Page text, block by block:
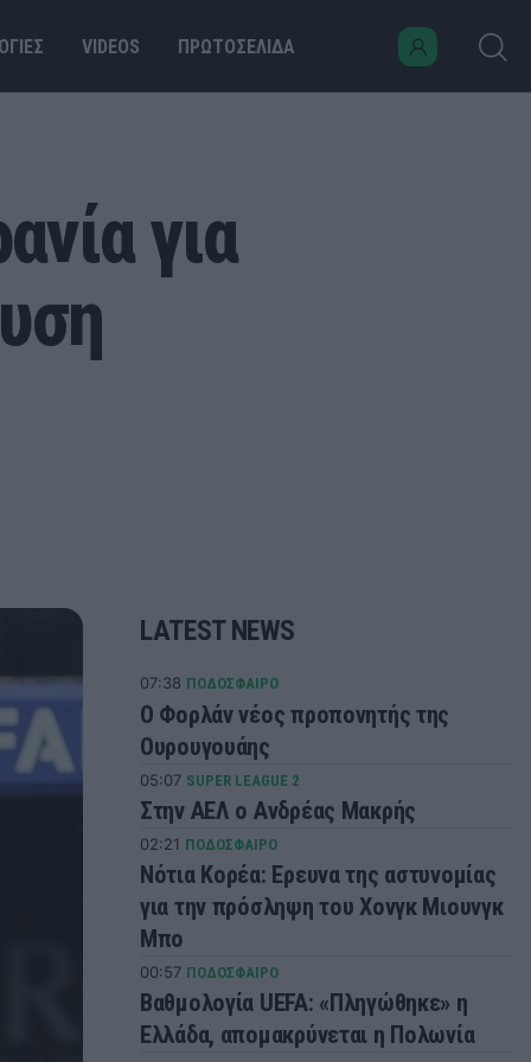
VIDEOS ΠΡΩΤΟΣΕΛΙΔΑ
για
LATEST NEWS
07:38 ΠΟΔΟΣΦΑΙΡΟ
Ο Φορλάν νέος προπονητής της
Ουρουγουάης
05:07 SUPER LEAGUE 2
Στην ΑΕΛ ο Ανδρέας Μακρής
02:21 ΠΟΔΟΣΦΑΙΡΟ
Νότια Κορέα: Ερευνα της αστυνομίας
για την πρόσληψη του Χονγκ Μιουνγκ
Μπo
00:57 ΠΟΔΟΣΦΑΙΡΟ
Βαθμολογία UEFA: «Πληγώθηκε» η
Ελλάδα, απομακρύνεται η Πολωνία